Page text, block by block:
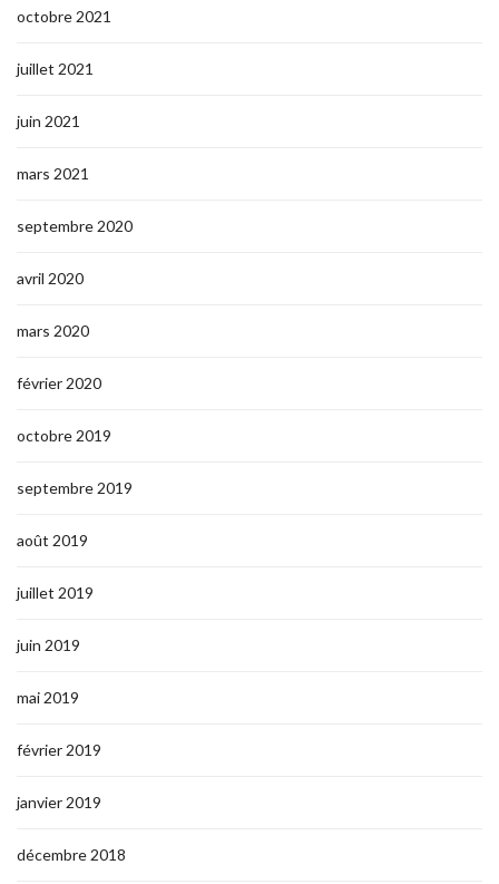
octobre 2021
juillet 2021
juin 2021
mars 2021
septembre 2020
avril 2020
mars 2020
février 2020
octobre 2019
septembre 2019
août 2019
juillet 2019
juin 2019
mai 2019
février 2019
janvier 2019
décembre 2018